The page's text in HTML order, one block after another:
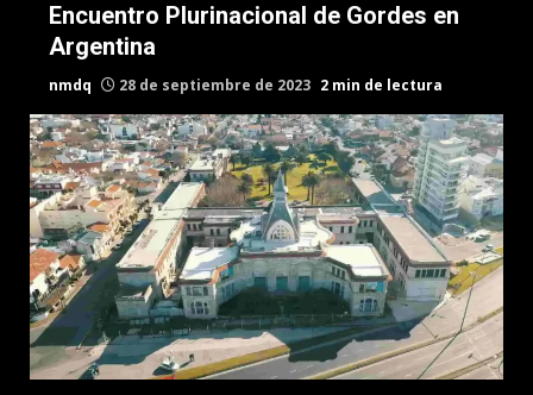
Encuentro Plurinacional de Gordes en
Argentina
nmdq 28 de septiembre de 2023 2 min de lectura